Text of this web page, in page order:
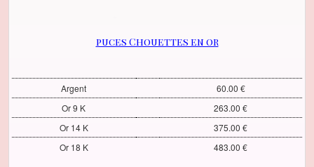
puces Chouettes en or
Argent
60.00 €
Or 9 K
263.00 €
Or 14 K
375.00 €
Or 18 K
483.00 €